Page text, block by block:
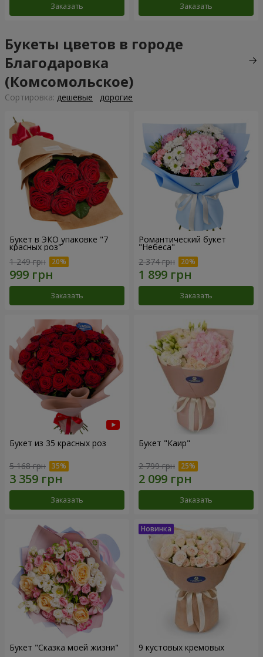
Заказать Заказать
Букеты цветов в городе
Благодаровка
(Комсомольское)
Cортировка: дешевые дорогие
Букет в ЭКО упаковке "7
красных роз"
1 249 грн
Заказать
Романтический букет
"Небеса"
2 374 грн
Заказать
Букет из 35 красных роз
5 168 грн
Заказать
Букет "Каир"
2 799 грн
Заказать
Букет "Сказка моей жизни" 9 кустовых кремовых